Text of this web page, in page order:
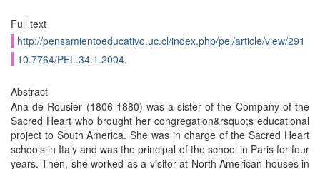
Full text
http://pensamientoeducativo.uc.cl/index.php/pel/article/view/291
10.7764/PEL.34.1.2004.
Abstract
Ana de Rousier (1806-1880) was a sister of the Company of the
Sacred Heart who brought her congregation&rsquo;s educational
project to South America. She was in charge of the Sacred Heart
schools in Italy and was the principal of the school in Paris for four
years. Then, she worked as a visitor at North American houses in